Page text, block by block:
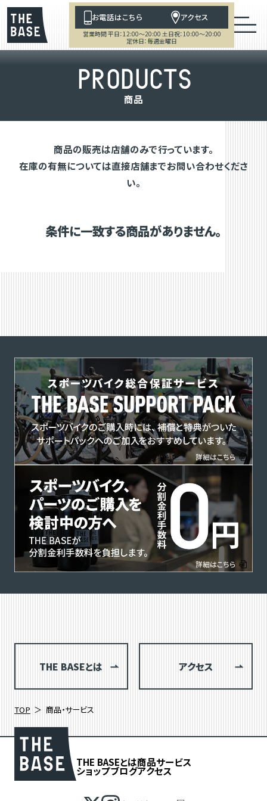
お電話はこちら アクセス
営業時間 平日：12:00～20:00 土日祝：10:00～20:00
定休日：毎週金曜日
PRODUCTS
商品
商品の販売は店舗のみで行っています。
在庫の有無については直接店舗までお問い合わせくださ
い。
条件に一致する商品がありません。
THE BASEとは アクセス
TOP 商品・サービス
THE BASEとは商品サービス
ショップブログアクセス